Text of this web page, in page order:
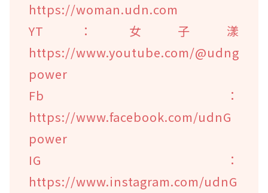
https://woman.udn.com
YT：女子漾
https://www.youtube.com/@udng
power
Fb：
https://www.facebook.com/udnG
power
IG：
https://www.instagram.com/udnG